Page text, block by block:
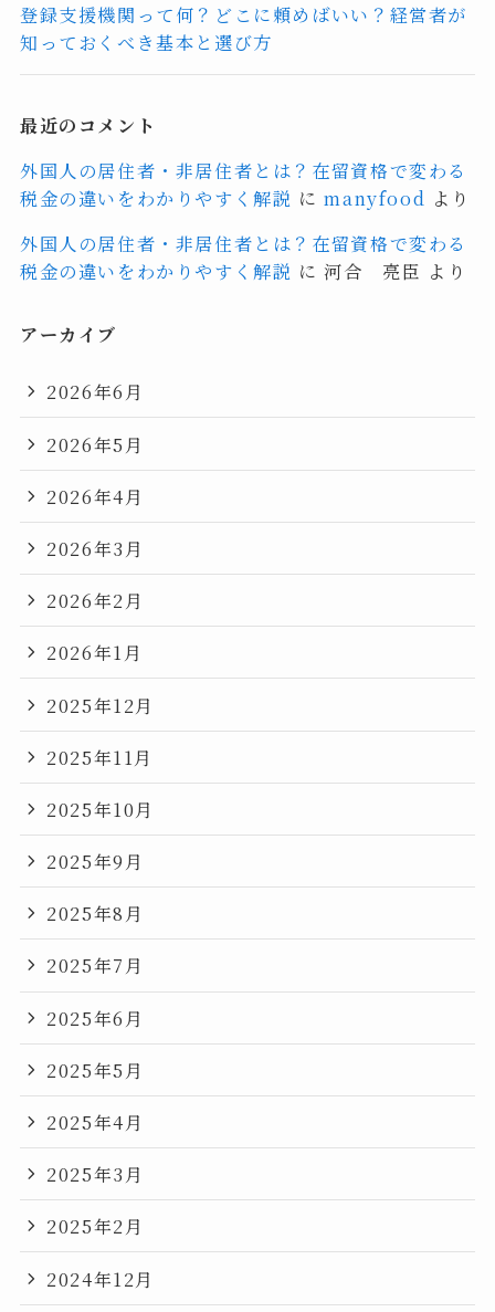
登録支援機関って何？どこに頼めばいい？経営者が
知っておくべき基本と選び方
最近のコメント
外国人の居住者・非居住者とは？在留資格で変わる
税金の違いをわかりやすく解説 にmanyfood より
外国人の居住者・非居住者とは？在留資格で変わる
税金の違いをわかりやすく解説 に河合 亮臣 より
アーカイブ
2026年6月
2026年5月
2026年4月
2026年3月
2026年2月
2026年1月
2025年12月
2025年11月
2025年10月
2025年9月
2025年8月
2025年7月
2025年6月
2025年5月
2025年4月
2025年3月
2025年2月
2024年12月